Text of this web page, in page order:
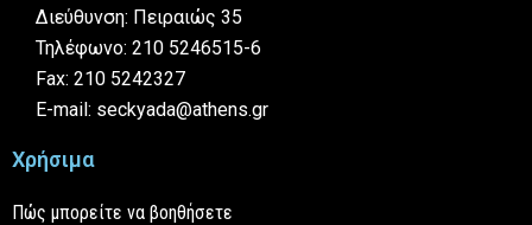
Διεύθυνση: Πειραιώς 35
Τηλέφωνο: 210 5246515-6
Fax: 210 5242327
E-mail: seckyada@athens.gr
Χρήσιμα
Πώς μπορείτε να βοηθήσετε